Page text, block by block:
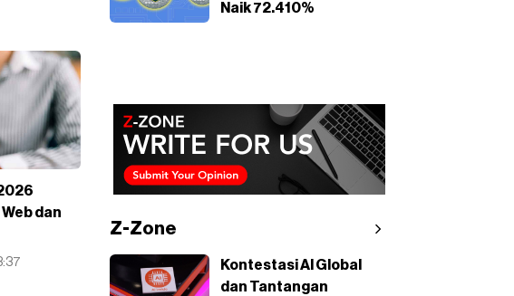
dan
Naik 72.410%
Z-Zone
Kontestasi AI Global
dan Tantangan